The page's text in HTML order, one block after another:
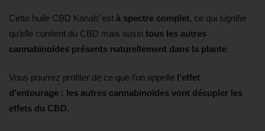
Cette huile CBD Kanab’ est à spectre complet, ce qui signifie
qu’elle contient du CBD mais aussi tous les autres
cannabinoïdes présents naturellement dans la plante.
Vous pourrez profiter de ce que l’on appelle l’effet
d’entourage : les autres cannabinoïdes vont décupler les
effets du CBD.